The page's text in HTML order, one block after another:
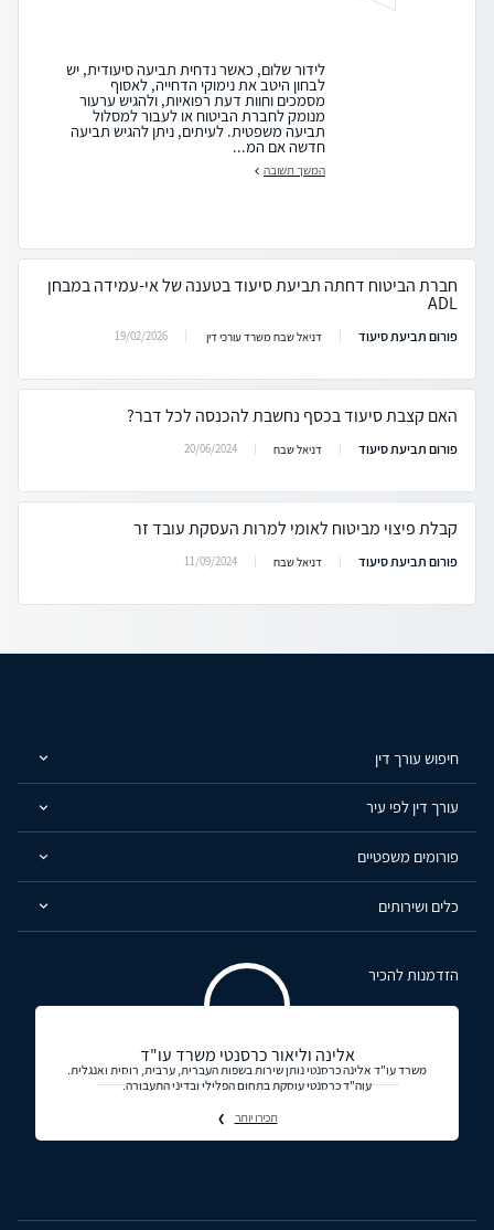
לידור שלום, כאשר נדחית תביעה סיעודית, יש
לבחון היטב את נימוקי הדחייה, לאסוף
מסמכים וחוות דעת רפואיות, ולהגיש ערעור
מנומק לחברת הביטוח או לעבור למסלול
תביעה משפטית. לעיתים, ניתן להגיש תביעה
חדשה אם המ...
המשך תשובה
חברת הביטוח דחתה תביעת סיעוד בטענה של אי-עמידה במבחן
ADL
פורום תביעת סיעוד דניאל שבח משרד עורכי דין 19/02/2026
האם קצבת סיעוד בכסף נחשבת להכנסה לכל דבר?
פורום תביעת סיעוד דניאל שבח 20/06/2024
קבלת פיצוי מביטוח לאומי למרות העסקת עובד זר
פורום תביעת סיעוד דניאל שבח 11/09/2024
חיפוש עורך דין
עורך דין לפי עיר
פורומים משפטיים
כלים ושירותים
הזדמנות להכיר
אלינה וליאור כרסנטי משרד עו"ד
משרד עו"ד אלינה כרסנטי נותן שירות בשפות העברית, ערבית, רוסית ואנגלית.
עוה"ד כרסנטי עוסקת בתחום הפלילי ובדיני התעבורה.
תכירו יותר